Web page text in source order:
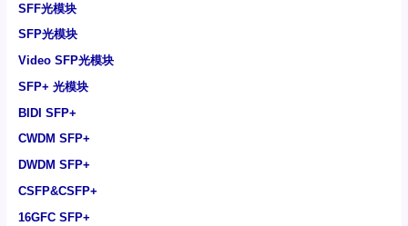
SFF光模块
SFP光模块
Video SFP光模块
SFP+ 光模块
BIDI SFP+
CWDM SFP+
DWDM SFP+
CSFP&CSFP+
16GFC SFP+